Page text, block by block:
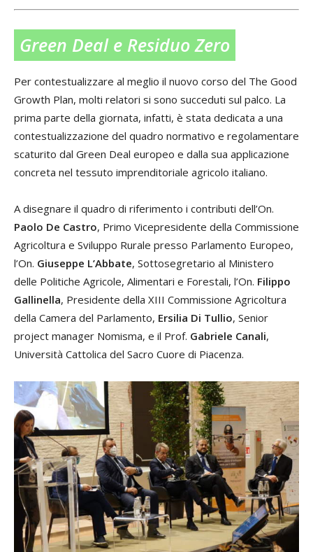
Green Deal e Residuo Zero
Per contestualizzare al meglio il nuovo corso del The Good
Growth Plan, molti relatori si sono succeduti sul palco. La
prima parte della giornata, infatti, è stata dedicata a una
contestualizzazione del quadro normativo e regolamentare
scaturito dal Green Deal europeo e dalla sua applicazione
concreta nel tessuto imprenditoriale agricolo italiano.
A disegnare il quadro di riferimento i contributi dell’On.
Paolo De Castro, Primo Vicepresidente della Commissione
Agricoltura e Sviluppo Rurale presso Parlamento Europeo,
l’On. Giuseppe L’Abbate, Sottosegretario al Ministero
delle Politiche Agricole, Alimentari e Forestali, l’On. Filippo
Gallinella, Presidente della XIII Commissione Agricoltura
della Camera del Parlamento, Ersilia Di Tullio, Senior
project manager Nomisma, e il Prof. Gabriele Canali,
Università Cattolica del Sacro Cuore di Piacenza.